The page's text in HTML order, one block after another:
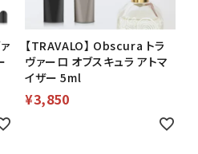
【TRAVALO】 Obscura トラ
ヴァーロ オブスキュラ アトマ
イザー 5ml
¥3,850